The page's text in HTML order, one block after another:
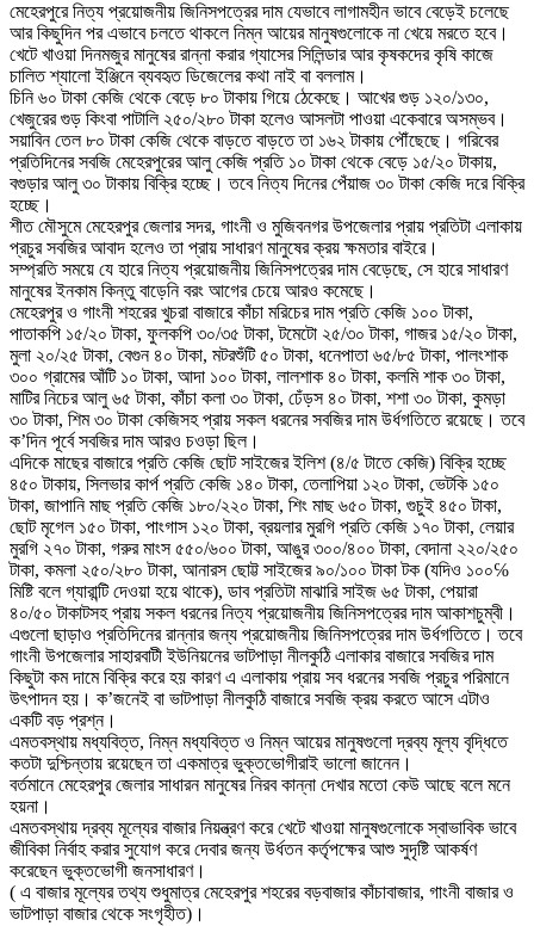
মেহেরপুরে নিত্য প্রয়োজনীয় জিনিসপত্রের দাম যেভাবে লাগামহীন ভাবে বেড়েই চলেছে
আর কিছুদিন পর এভাবে চলতে থাকলে নিম্ন আয়ের মানুষগুলোকে না খেয়ে মরতে হবে।
খেটে খাওয়া দিনমজুর মানুষের রান্না করার গ্যাসের সিলিন্ডার আর কৃষকদের কৃষি কাজে
চালিত শ্যালো ইঞ্জিনে ব্যবহৃত ডিজেলের কথা নাই বা বললাম।
চিনি ৬০ টাকা কেজি থেকে বেড়ে ৮০ টাকায় গিয়ে ঠেকেছে। আখের গুড় ১২০/১৩০,
খেজুরের গুড় কিংবা পাটালি ২৫০/২৮০ টাকা হলেও আসলটা পাওয়া একেবারে অসম্ভব।
সয়াবিন তেল ৮০ টাকা কেজি থেকে বাড়তে বাড়তে তা ১৬২ টাকায় পৌঁছেছে। গরিবের
প্রতিদিনের সবজি মেহেরপুরের আলু কেজি প্রতি ১০ টাকা থেকে বেড়ে ১৫/২০ টাকায়,
বগুড়ার আলু ৩০ টাকায় বিক্রি হচ্ছে। তবে নিত্য দিনের পেঁয়াজ ৩০ টাকা কেজি দরে বিক্রি
হচ্ছে।
শীত মৌসুমে মেহেরপুর জেলার সদর, গাংনী ও মুজিবনগর উপজেলার প্রায় প্রতিটা এলাকায়
প্রচুর সবজির আবাদ হলেও তা প্রায় সাধারণ মানুষের ক্রয় ক্ষমতার বাইরে।
সম্প্রতি সময়ে যে হারে নিত্য প্রয়োজনীয় জিনিসপত্রের দাম বেড়েছে, সে হারে সাধারণ
মানুষের ইনকাম কিন্তু বাড়েনি বরং আগের চেয়ে আরও কমেছে।
মেহেরপুর ও গাংনী শহরের খুচরা বাজারে কাঁচা মরিচের দাম প্রতি কেজি ১০০ টাকা,
পাতাকপি ১৫/২০ টাকা, ফুলকপি ৩০/৩৫ টাকা, টমেটো ২৫/৩০ টাকা, গাজর ১৫/২০ টাকা,
মুলা ২০/২৫ টাকা, বেগুন ৪০ টাকা, মটরশুঁটি ৫০ টাকা, ধনেপাতা ৬৫/৮৫ টাকা, পালংশাক
৩০০ গ্রামের আঁটি ১০ টাকা, আদা ১০০ টাকা, লালশাক ৪০ টাকা, কলমি শাক ৩০ টাকা,
মাটির নিচের আলু ৬৫ টাকা, কাঁচা কলা ৩০ টাকা, ঢেঁড়স ৪০ টাকা, শশা ৩০ টাকা, কুমড়া
৩০ টাকা, শিম ৩০ টাকা কেজিসহ প্রায় সকল ধরনের সবজির দাম উর্ধগতিতে রয়েছে। তবে
ক’দিন পূর্বে সবজির দাম আরও চওড়া ছিল।
এদিকে মাছের বাজারে প্রতি কেজি ছোট সাইজের ইলিশ (৪/৫ টাতে কেজি) বিক্রি হচ্ছে
৪৫০ টাকায়, সিলভার কার্প প্রতি কেজি ১৪০ টাকা, তেলাপিয়া ১২০ টাকা, ভেটকি ১৫০
টাকা, জাপানি মাছ প্রতি কেজি ১৮০/২২০ টাকা, শিং মাছ ৬৫০ টাকা, গুচুই ৪৫০ টাকা,
ছোট মৃগেল ১৫০ টাকা, পাংগাস ১২০ টাকা, ব্রয়লার মুরগি প্রতি কেজি ১৭০ টাকা, লেয়ার
মুরগি ২৭০ টাকা, গরুর মাংস ৫৫০/৬০০ টাকা, আঙুর ৩০০/৪০০ টাকা, বেদানা ২২০/২৫০
টাকা, কমলা ২৫০/২৮০ টাকা, আনারস ছোট্ট সাইজের ৯০/১০০ টাকা টক (যদিও ১০০℅
মিষ্টি বলে গ্যারান্টি দেওয়া হয়ে থাকে), ডাব প্রতিটা মাঝারি সাইজ ৬৫ টাকা, পেয়ারা
৪০/৫০ টাকাটসহ প্রায় সকল ধরনের নিত্য প্রয়োজনীয় জিনিসপত্রের দাম আকাশচুম্বী।
এগুলো ছাড়াও প্রতিদিনের রান্নার জন্য প্রয়োজনীয় জিনিসপত্রের দাম উর্ধগতিতে। তবে
গাংনী উপজেলার সাহারবাটী ইউনিয়নের ভাটপাড়া নীলকুঠি এলাকার বাজারে সবজির দাম
কিছুটা কম দামে বিক্রি করে হয় কারণ এ এলাকায় প্রায় সব ধরনের সবজি প্রচুর পরিমানে
উৎপাদন হয়। ক’জনেই বা ভাটপাড়া নীলকুঠি বাজারে সবজি ক্রয় করতে আসে এটাও
একটি বড় প্রশ্ন।
এমতবস্থায় মধ্যবিত্ত, নিম্ন মধ্যবিত্ত ও নিম্ন আয়ের মানুষগুলো দ্রব্য মূল্য বৃদ্ধিতে
কতটা দুশ্চিন্তায় রয়েছেন তা একমাত্র ভুক্তভোগীরাই ভালো জানেন।
বর্তমানে মেহেরপুর জেলার সাধারন মানুষের নিরব কান্না দেখার মতো কেউ আছে বলে মনে
হয়না।
এমতবস্থায় দ্রব্য মূল্যের বাজার নিয়ন্ত্রণ করে খেটে খাওয়া মানুষগুলোকে স্বাভাবিক ভাবে
জীবিকা নির্বাহ করার সুযোগ করে দেবার জন্য উর্ধতন কর্তৃপক্ষের আশু সুদৃষ্টি আকর্ষণ
করেছেন ভুক্তভোগী জনসাধারণ।
( এ বাজার মূল্যের তথ্য শুধুমাত্র মেহেরপুর শহরের বড়বাজার কাঁচাবাজার, গাংনী বাজার ও
ভাটপাড়া বাজার থেকে সংগৃহীত)।